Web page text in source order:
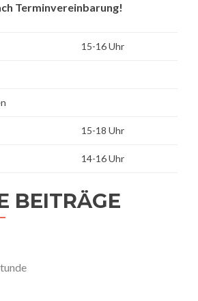
Terminvereinbarung!
15-16 Uhr
15-18 Uhr
14-16 Uhr
BEITRÄGE